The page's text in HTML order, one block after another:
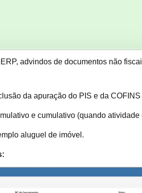
advindos de documentos não
da apuração do PIS e da
e cumulativo (quando
aluguel de imóvel.